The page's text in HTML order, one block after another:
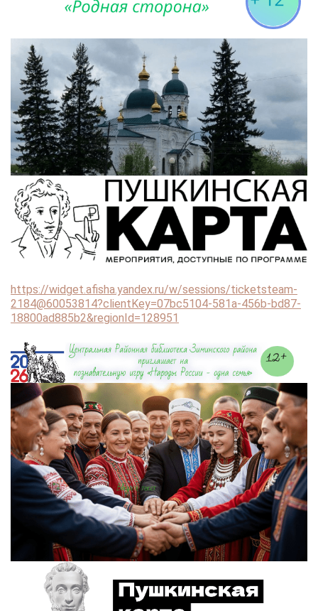
https://widget.afisha.yandex.ru/w/sessions/ticketsteam-
2184@60053814?clientKey=07bc5104-581a-456b-bd87-
18800ad885b2&regionId=128951